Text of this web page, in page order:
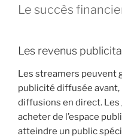
Le succès
Les revenus
Les streamers peuvent
publicité diffusée avant,
diffusions en direct.
acheter de l’espace
atteindre un public